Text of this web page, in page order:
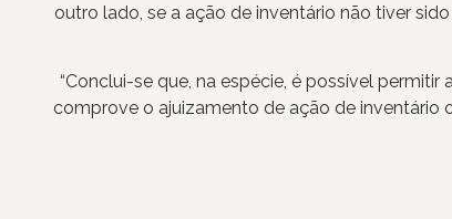
outro lado, se a ação de inventário não tiver
“Conclui-se que, na espécie, é possível
comprove o ajuizamento de ação de inventário